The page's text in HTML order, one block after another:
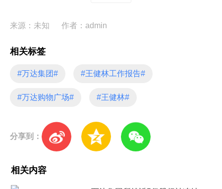
来源：未知 作者：admin
相关标签
#万达集团# #王健林工作报告#
#万达购物广场# #王健林#
分享到：
相关内容